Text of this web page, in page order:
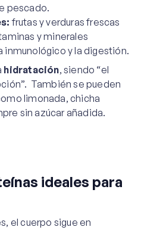
pescado.
frutas y verduras frescas
y minerales
inmunológico y la digestión.
hidratación, siendo “el
También se pueden
limonada, chicha
sin azúcar añadida.
ideales para
el cuerpo sigue en